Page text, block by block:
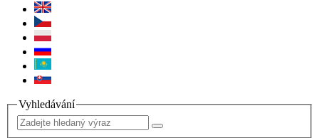
Vyhledávání